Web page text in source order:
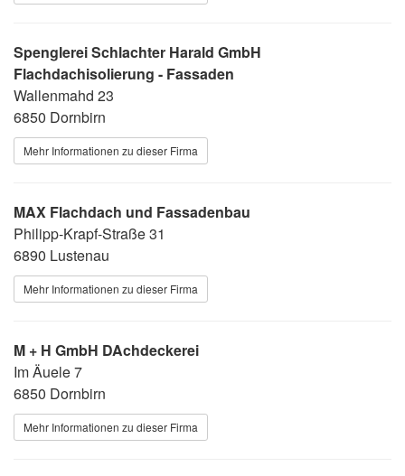
Spenglerei Schlachter Harald GmbH
Flachdachisolierung - Fassaden
Wallenmahd 23
6850 Dornbirn
Mehr Informationen zu dieser Firma
MAX Flachdach und Fassadenbau
Philipp-Krapf-Straße 31
6890 Lustenau
Mehr Informationen zu dieser Firma
M + H GmbH DAchdeckerei
Im Äuele 7
6850 Dornbirn
Mehr Informationen zu dieser Firma